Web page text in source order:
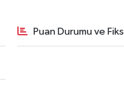
Puan Durumu ve